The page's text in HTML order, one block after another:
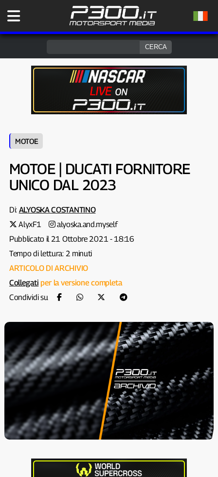
MOTOE
MOTOE | DUCATI FORNITORE
UNICO DAL 2023
Di: ALYOSKA COSTANTINO
AlyxF1
alyoska.and.myself
Pubblicato il 21 Ottobre 2021 - 18:16
Tempo di lettura: 2 minuti
ARTICOLO DI ARCHIVIO
Collegati per la versione completa
Condividi su